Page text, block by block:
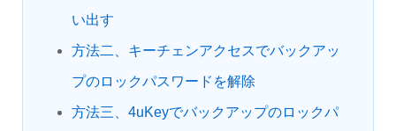
い出す
方法二、キーチェンアクセスでバックアッ
プのロックパスワードを解除
方法三、4uKeyでバックアップのロックパ